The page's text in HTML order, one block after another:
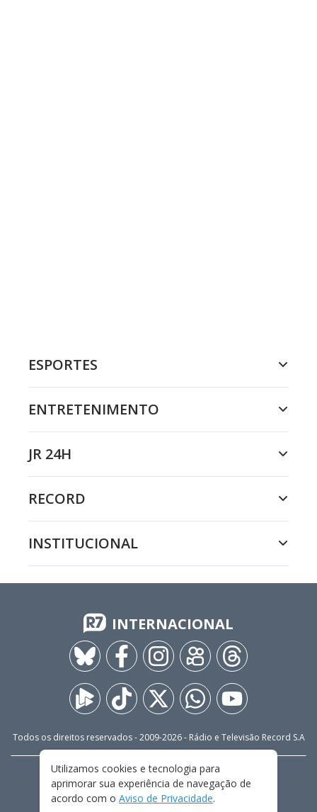
ESPORTES
ENTRETENIMENTO
JR 24H
RECORD
INSTITUCIONAL
INTERNACIONAL
Todos os direitos reservados - 2009-2026- Rádio e Televisão Record S.A
FALE CONOSCO
PRIVACIDADE
TERMOS E CONDIÇÕES DE USO
Utilizamos cookies e tecnologia para
aprimorar sua experiência de navegação de
acordo com o Aviso de Privacidade.